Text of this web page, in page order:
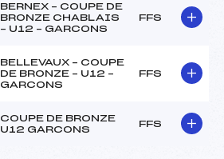
BERNEX – COUPE DE
BRONZE CHABLAIS
– U12 – GARCONS
FFS
BELLEVAUX – COUPE
DE BRONZE – U12 –
GARCONS
FFS
COUPE DE BRONZE
U12 GARCONS
FFS